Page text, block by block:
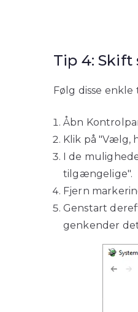
Tip 4:
Følg disse
Åbn
Klik på "Vælg,
I de
tilgængelige".
Fjern
Genstart
genkender